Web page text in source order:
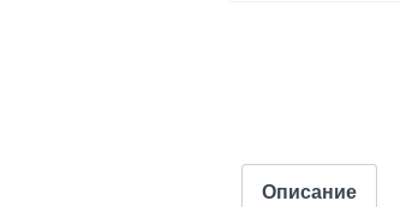
Описание